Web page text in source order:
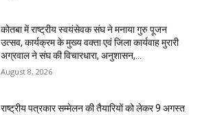
कोतबा में राष्ट्रीय स्वयंसेवक संघ ने मनाया गुरु पूजन
उत्सव, कार्यक्रम के मुख्य वक्ता एवं जिला कार्यवाह मुरारी
अग्रवाल ने संघ की विचारधारा, अनुशासन,...
August 8, 2026
राष्ट्रीय पत्रकार सम्मेलन की तैयारियों को लेकर 9 अगस्त